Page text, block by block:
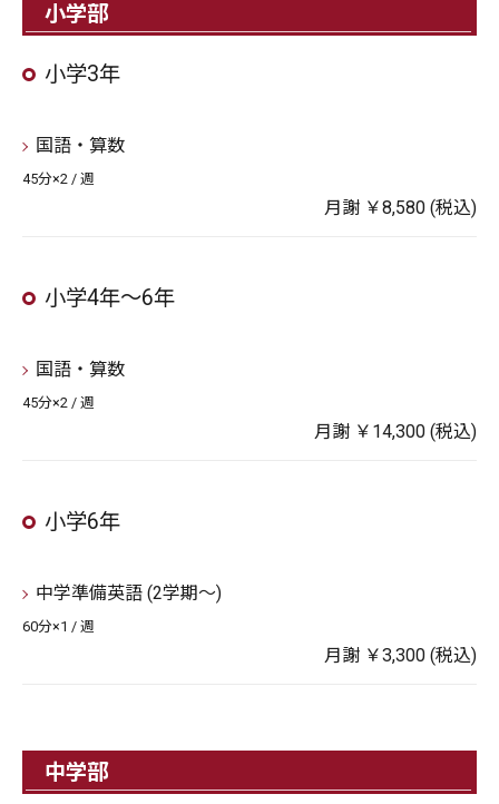
小学部
小学3年
国語・算数
45分×2 / 週
月謝 ￥8,580 (税込)
小学4年～6年
国語・算数
45分×2 / 週
月謝 ￥14,300 (税込)
小学6年
中学準備英語 (2学期～)
60分×1 / 週
月謝 ￥3,300 (税込)
中学部